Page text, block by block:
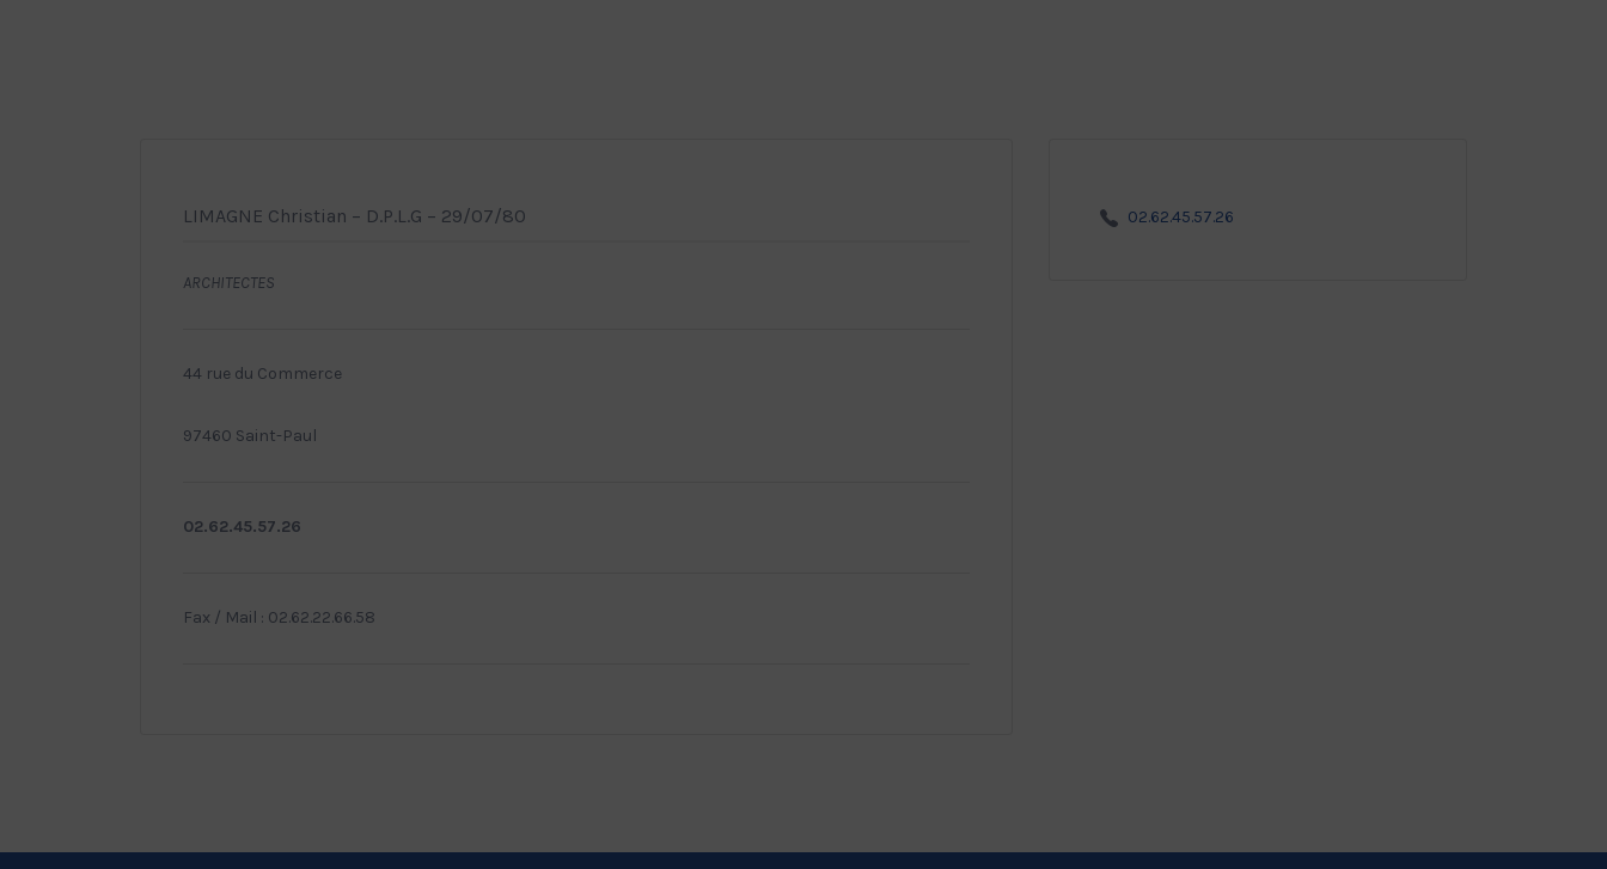
LIMAGNE Christian – D.P.L.G – 29/07/80
ARCHITECTES
44 rue du Commerce
97460 Saint-Paul
02.62.45.57.26
Fax / Mail : 02.62.22.66.58
02.62.45.57.26